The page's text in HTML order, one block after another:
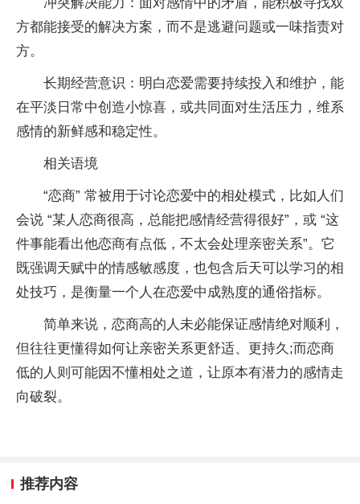
方都能接受的解决方案，而不是逃避问题或一味指责对
方。
长期经营意识：明白恋爱需要持续投入和维护，能
在平淡日常中创造小惊喜，或共同面对生活压力，维系
感情的新鲜感和稳定性。
相关语境
“恋商” 常被用于讨论恋爱中的相处模式，比如人们
会说 “某人恋商很高，总能把感情经营得很好”，或 “这
件事能看出他恋商有点低，不太会处理亲密关系”。它
既强调天赋中的情感敏感度，也包含后天可以学习的相
处技巧，是衡量一个人在恋爱中成熟度的通俗指标。
简单来说，恋商高的人未必能保证感情绝对顺利，
但往往更懂得如何让亲密关系更舒适、更持久;而恋商
低的人则可能因不懂相处之道，让原本有潜力的感情走
向破裂。
推荐内容